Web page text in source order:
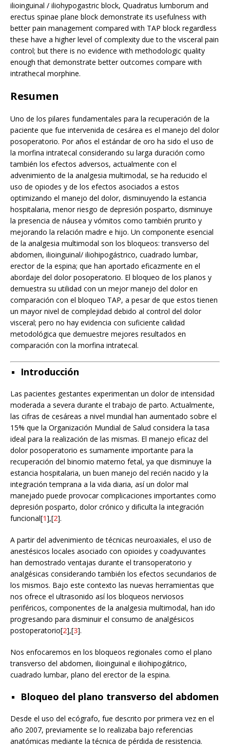
ilioinguinal / iliohypogastric block, Quadratus lumborum and
erectus spinae plane block demonstrate its usefulness with
better pain management compared with TAP block regardless
these have a higher level of complexity due to the visceral pain
control; but there is no evidence with methodologic quality
enough that demonstrate better outcomes compare with
intrathecal morphine.
Resumen
Uno de los pilares fundamentales para la recuperación de la
paciente que fue intervenida de cesárea es el manejo del dolor
posoperatorio. Por años el estándar de oro ha sido el uso de
la morfina intratecal considerando su larga duración como
también los efectos adversos, actualmente con el
advenimiento de la analgesia multimodal, se ha reducido el
uso de opiodes y de los efectos asociados a estos
optimizando el manejo del dolor, disminuyendo la estancia
hospitalaria, menor riesgo de depresión posparto, disminuye
la presencia de náusea y vómitos como también prurito y
mejorando la relación madre e hijo. Un componente esencial
de la analgesia multimodal son los bloqueos: transverso del
abdomen, ilioinguinal/ iliohipogástrico, cuadrado lumbar,
erector de la espina; que han aportado eficazmente en el
abordaje del dolor posoperatorio. El bloqueo de los planos y
demuestra su utilidad con un mejor manejo del dolor en
comparación con el bloqueo TAP, a pesar de que estos tienen
un mayor nivel de complejidad debido al control del dolor
visceral; pero no hay evidencia con suficiente calidad
metodológica que demuestre mejores resultados en
comparación con la morfina intratecal.
Introducción
Las pacientes gestantes experimentan un dolor de intensidad
moderada a severa durante el trabajo de parto. Actualmente,
las cifras de cesáreas a nivel mundial han aumentado sobre el
15% que la Organización Mundial de Salud considera la tasa
ideal para la realización de las mismas. El manejo eficaz del
dolor posoperatorio es sumamente importante para la
recuperación del binomio materno fetal, ya que disminuye la
estancia hospitalaria, un buen manejo del recién nacido y la
integración temprana a la vida diaria, así un dolor mal
manejado puede provocar complicaciones importantes como
depresión posparto, dolor crónico y dificulta la integración
funcional[1],[2].
A partir del advenimiento de técnicas neuroaxiales, el uso de
anestésicos locales asociado con opioides y coadyuvantes
han demostrado ventajas durante el transoperatorio y
analgésicas considerando también los efectos secundarios de
los mismos. Bajo este contexto las nuevas herramientas que
nos ofrece el ultrasonido así los bloqueos nerviosos
periféricos, componentes de la analgesia multimodal, han ido
progresando para disminuir el consumo de analgésicos
postoperatorio[2],[3].
Nos enfocaremos en los bloqueos regionales como el plano
transverso del abdomen, ilioinguinal e iliohipogátrico,
cuadrado lumbar, plano del erector de la espina.
Bloqueo del plano transverso del abdomen
Desde el uso del ecógrafo, fue descrito por primera vez en el
año 2007, previamente se lo realizaba bajo referencias
anatómicas mediante la técnica de pérdida de resistencia.